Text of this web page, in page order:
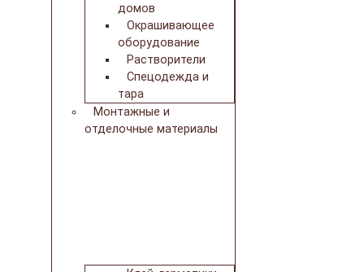
домов
Окрашивающее
оборудование
Растворители
Спецодежда и
тара
Монтажные и
отделочные материалы